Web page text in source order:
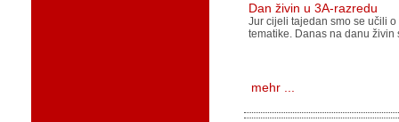
Dan živin u 3A-razredu
Jur cijeli tajedan smo se učili
tematike. Danas na danu
mehr ...